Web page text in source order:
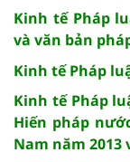
Kinh tế Pháp
và văn bản
Kinh tế Pháp
Kinh tế Pháp
Hiến pháp
Nam năm 2013